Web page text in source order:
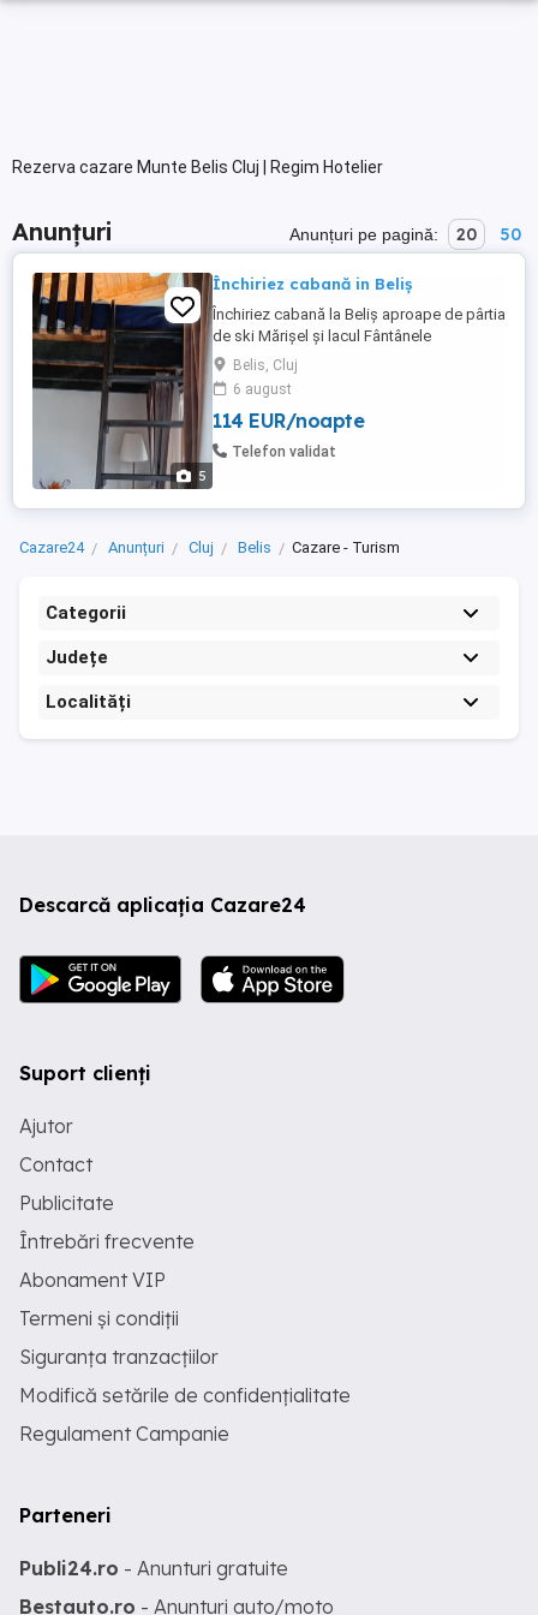
Rezerva cazare Munte Belis Cluj | Regim Hotelier
Anunțuri Anunțuri pe pagină: 20 50
5
Închiriez cabană in Beliș
Închiriez cabană la Beliș aproape de pârtia
de ski Mărișel și lacul Fântânele
Belis, Cluj
6 august
114 EUR/noapte
Telefon validat
Cazare24 Anunțuri Cluj Belis Cazare - Turism
Categorii
Județe
Localități
Descarcă aplicația Cazare24
Suport clienți
Ajutor
Contact
Publicitate
Întrebări frecvente
Abonament VIP
Termeni și condiții
Siguranța tranzacțiilor
Modifică setările de confidențialitate
Regulament Campanie
Parteneri
Publi24.ro - Anunturi gratuite
Bestauto.ro - Anunturi auto/moto